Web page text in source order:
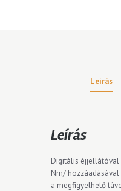
Leírás
Leírás
Digitális éjjellátóval
Nm/
a megfigyelhető